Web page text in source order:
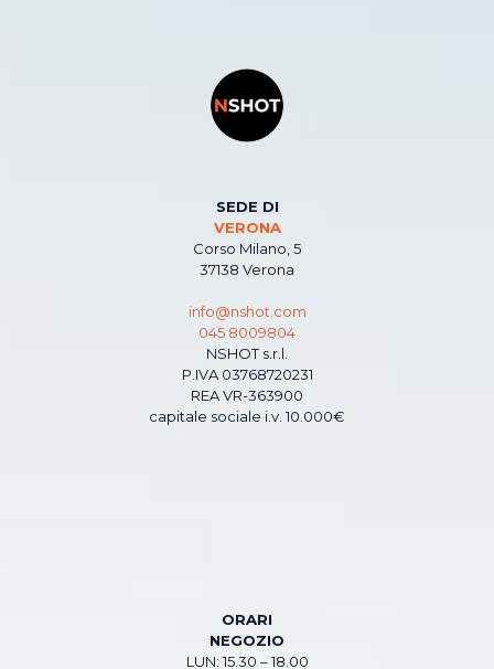
SEDE DI
VERONA
Corso Milano, 5
37138 Verona
info@nshot.com
045 8009804
NSHOT s.r.l.
P.IVA 03768720231
REA VR-363900
capitale sociale i.v. 10.000€
ORARI
NEGOZIO
LUN: 15.30 – 18.00